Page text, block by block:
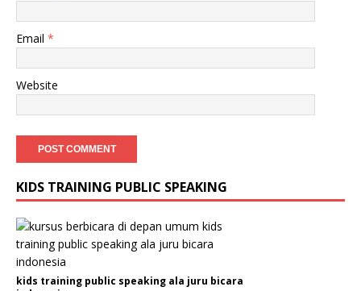
Email *
Website
KIDS TRAINING PUBLIC SPEAKING
kids training public speaking ala juru bicara